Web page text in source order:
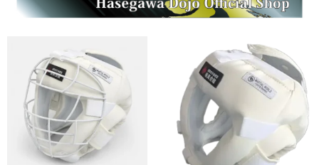
特定商取引に関する法律の表示
送料について
カート
メンバー